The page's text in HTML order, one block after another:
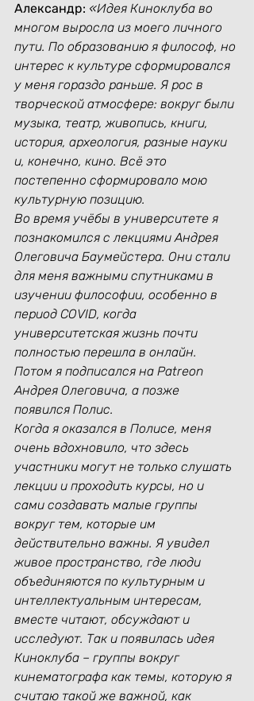
Александр: «Идея Киноклуба во
многом выросла из моего личного
пути. По образованию я философ, но
интерес к культуре сформировался
у меня гораздо раньше. Я рос в
творческой атмосфере: вокруг были
музыка, театр, живопись, книги,
история, археология, разные науки
и, конечно, кино. Всё это
постепенно сформировало мою
культурную позицию.
Во время учёбы в университете я
познакомился с лекциями Андрея
Олеговича Баумейстера. Они стали
для меня важными спутниками в
изучении философии, особенно в
период COVID, когда
университетская жизнь почти
полностью перешла в онлайн.
Потом я подписался на Patreon
Андрея Олеговича, а позже
появился Полис.
Когда я оказался в Полисе, меня
очень вдохновило, что здесь
участники могут не только слушать
лекции и проходить курсы, но и
сами создавать малые группы
вокруг тем, которые им
действительно важны. Я увидел
живое пространство, где люди
объединяются по культурным и
интеллектуальным интересам,
вместе читают, обсуждают и
исследуют. Так и появилась идея
Киноклуба – группы вокруг
кинематографа как темы, которую я
считаю такой же важной, как